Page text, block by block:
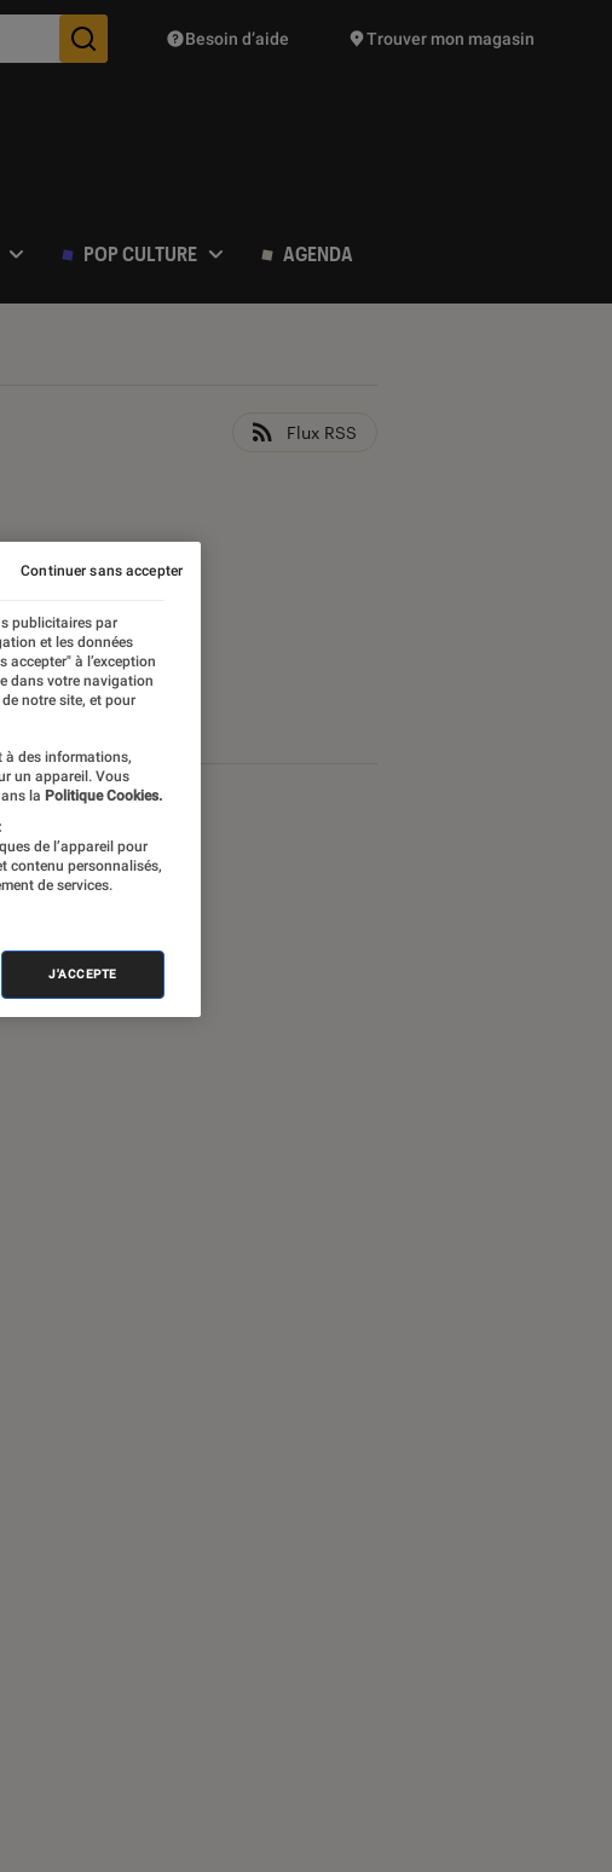
Des suggestions de produits vont vous être proposées
Besoin d’aide Trouver mon magasin
POP CULTURE AGENDA
Flux RSS
publicitaires par
et les données
accepter" à l’exception
dans votre navigation
notre site, et pour
à des informations,
un appareil. Vous
la Politique Cookies.
de l’appareil pour
contenu personnalisés,
de services.
J'ACCEPTE
Continuer sans accepter